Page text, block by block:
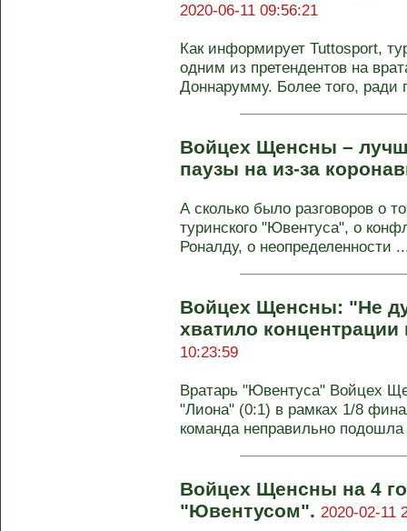
2020-06-11 09:56:21
Как информирует Tuttosport,
одним из претендентов на
Доннарумму. Более того, ради
Войцех Щенсны –
паузы на из-за
А сколько было разговоров о
туринского "Ювентуса", о
Роналду, о неопределенности
Войцех Щенсны: "Не
хватило
10:23:59
Вратарь "Ювентуса" Войцех
"Лиона" (0:1) в рамках 1/8
команда неправильно подошла
Войцех Щенсны на 4
"Ювентусом". 2020-02-11